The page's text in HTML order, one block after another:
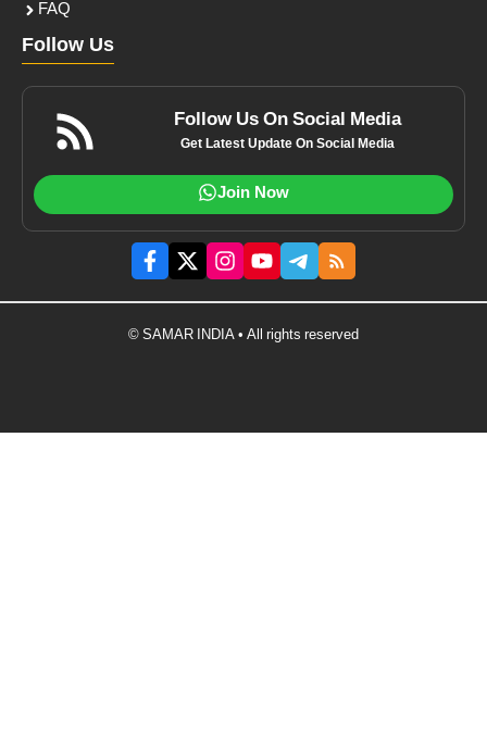
FAQ
Follow Us
Follow Us On Social Media
Get Latest Update On Social Media
Join Now
© SAMAR INDIA • All rights reserved